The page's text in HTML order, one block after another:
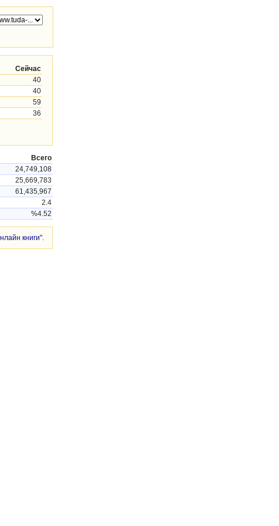
Сейчас
40
40
59
36
Всего
24,749,108
25,669,783
61,435,967
2.4
%4.52
книги".